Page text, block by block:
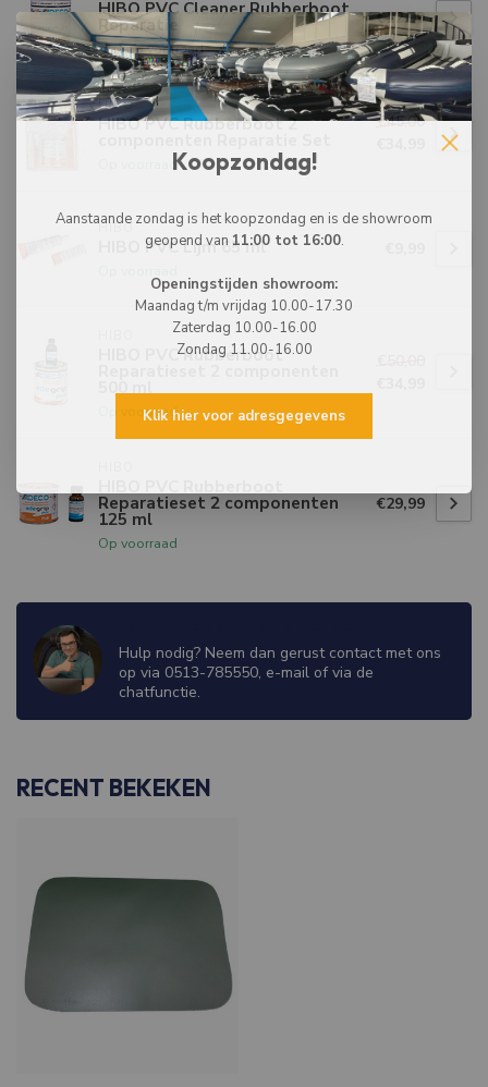
HIBO PVC Cleaner Rubberboot
Reparatie
Niet op voorraad
€12,99
HIBO
HIBO PVC Rubberboot 2
Op voorraad
€45,00
HIBO
HIBO PVC Lijm 65 ml
HIBO PVC Rubberboot
Op voorraad
Reparatieset 2 componenten
125 ml
Op voorraad
€29,99
Hulp nodig? Neem dan gerust contact met ons
op via 0513-785550, e-mail of via de
chatfunctie.
RECENT BEKEKEN
Koopzondag!
Aanstaande zondag is het koopzondag en is de showroom
geopend van 11:00 tot 16:00.
Openingstijden showroom:
Maandag t/m vrijdag 10.00-17.30
Zaterdag 10.00-16.00
Zondag 11.00-16.00
Klik hier voor adresgegevens